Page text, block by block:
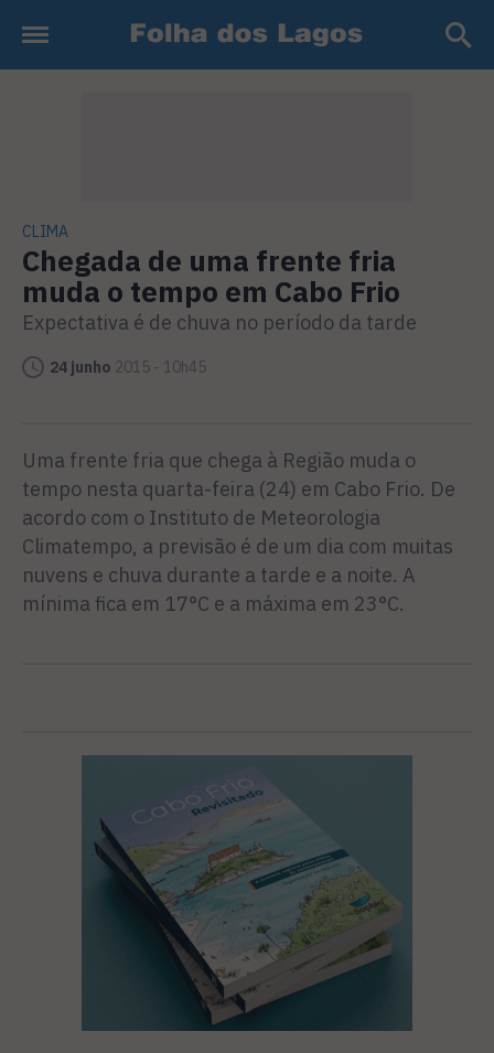
CLIMA
Chegada de uma frente fria
muda o tempo em Cabo Frio
Expectativa é de chuva no período da tarde
24 junho 2015 - 10h45
Uma frente fria que chega à Região muda o
tempo nesta quarta-feira (24) em Cabo Frio. De
acordo com o Instituto de Meteorologia
Climatempo, a previsão é de um dia com muitas
nuvens e chuva durante a tarde e a noite. A
mínima fica em 17°C e a máxima em 23°C.